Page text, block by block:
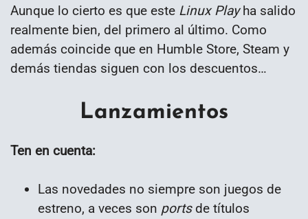
Aunque lo cierto es que este Linux Playha salido
realmente bien, del primero al último. Como
además coincide que en Humble Store, Steam y
demás tiendas siguen con los descuentos…
Lanzamientos
Ten en cuenta:
Las novedades no siempre son juegos de
estreno, a veces son portsde títulos